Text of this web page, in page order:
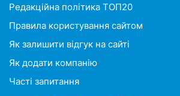
Редакційна політика ТОП20
Правила користування сайтом
Як залишити відгук на сайті
Як додати компанію
Часті запитання